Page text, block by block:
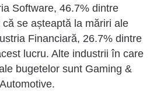
Software, 46.7% dintre
se așteaptă la măriri ale
Financiară, 26.7% dintre
lucru. Alte industrii în care
bugetelor sunt Gaming &